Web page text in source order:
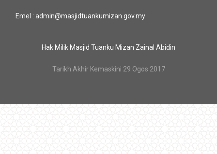
Emel : admin@masjidtuankumizan.gov.my
Hak Milik Masjid Tuanku Mizan Zainal Abidin
Tarikh Akhir Kemaskini 29 Ogos 2017